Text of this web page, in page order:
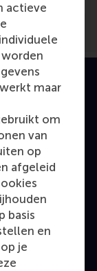
actieve
worden
maar
om
van
op
afgeleid
basis
en
je